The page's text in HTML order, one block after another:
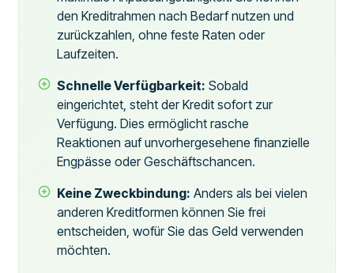
den Kreditrahmen nach Bedarf nutzen und
zurückzahlen, ohne feste Raten oder
Laufzeiten.
Schnelle Verfügbarkeit: Sobald
eingerichtet, steht der Kredit sofort zur
Verfügung. Dies ermöglicht rasche
Reaktionen auf unvorhergesehene finanzielle
Engpässe oder Geschäftschancen.
Keine Zweckbindung: Anders als bei vielen
anderen Kreditformen können Sie frei
entscheiden, wofür Sie das Geld verwenden
möchten.